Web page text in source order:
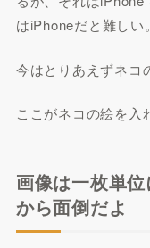
はiPhoneだと難しい。
今はとりあえずネコ
ここがネコの絵を入
画像は一枚単
から面倒だよ